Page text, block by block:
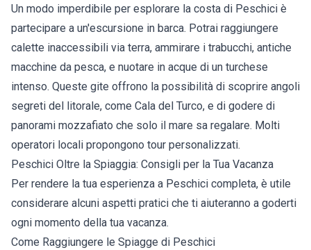
Un modo imperdibile per esplorare la costa di Peschici è
partecipare a un'escursione in barca. Potrai raggiungere
calette inaccessibili via terra, ammirare i trabucchi, antiche
macchine da pesca, e nuotare in acque di un turchese
intenso. Queste gite offrono la possibilità di scoprire angoli
segreti del litorale, come Cala del Turco, e di godere di
panorami mozzafiato che solo il mare sa regalare. Molti
operatori locali propongono tour personalizzati.
Peschici Oltre la Spiaggia: Consigli per la Tua Vacanza
Per rendere la tua esperienza a Peschici completa, è utile
considerare alcuni aspetti pratici che ti aiuteranno a goderti
ogni momento della tua vacanza.
Come Raggiungere le Spiagge di Peschici